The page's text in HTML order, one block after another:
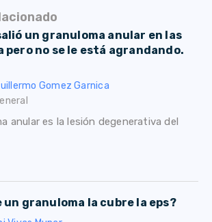
un granuloma anular en las
pero no se le está agrandando.
Gomez Garnica
anular es la lesión degenerativa del
granuloma la cubre la eps?